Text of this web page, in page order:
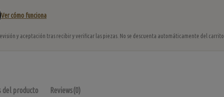
Ver cómo funciona
y aceptación tras recibir y verificar las piezas. No se descuenta automáticamente del carrito.
del producto Reviews(0)